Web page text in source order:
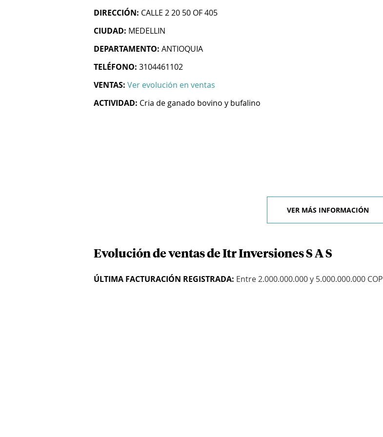
DIRECCIÓN: CALLE 2 20 50 OF 405
CIUDAD: MEDELLIN
DEPARTAMENTO: ANTIOQUIA
TELÉFONO: 3104461102
VENTAS: Ver evolución en ventas
ACTIVIDAD: Cria de ganado bovino y bufalino
VER MÁS INFORMACIÓN
Evolución de ventas de Itr Inversiones S A S
ÚLTIMA FACTURACIÓN REGISTRADA: Entre 2.000.000.000 y 5.000.000.000 COP